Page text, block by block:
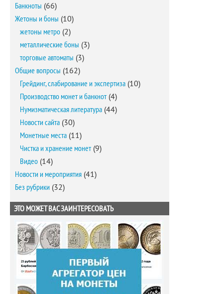
Банкноты (66)
Жетоны и боны (10)
жетоны метро (2)
металлические боны (3)
торговые автоматы (3)
Общие вопросы (162)
Грейдинг, слабирование и экспертиза (10)
Производство монет и банкнот(4)
Нумизматическая литература (44)
Новости сайта (30)
Монетные места (11)
Чистка и хранение монет(9)
Видео (14)
Новости и мероприятия (41)
Без рубрики (32)
ЭТО МОЖЕТ ВАС ЗАИНТЕРЕСОВАТЬ